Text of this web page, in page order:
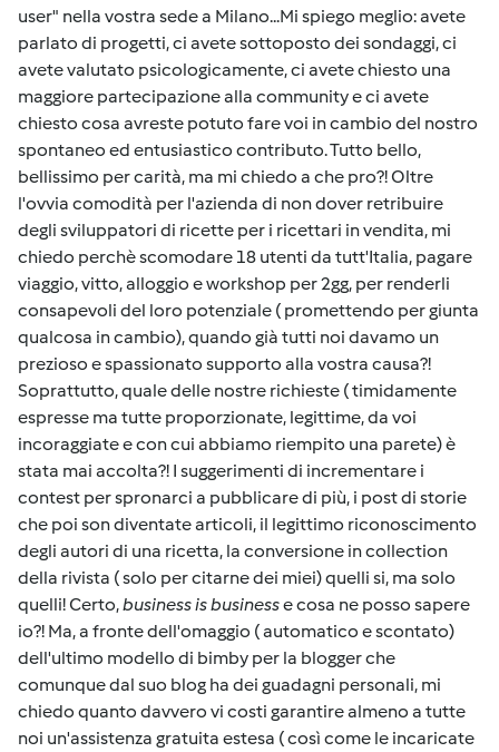
user" nella vostra sede a Milano...Mi spiego meglio: avete
parlato di progetti, ci avete sottoposto dei sondaggi, ci
avete valutato psicologicamente, ci avete chiesto una
maggiore partecipazione alla community e ci avete
chiesto cosa avreste potuto fare voi in cambio del nostro
spontaneo ed entusiastico contributo. Tutto bello,
bellissimo per carità, ma mi chiedo a che pro?! Oltre
l'ovvia comodità per l'azienda di non dover retribuire
degli sviluppatori di ricette per i ricettari in vendita, mi
chiedo perchè scomodare 18 utenti da tutt'Italia, pagare
viaggio, vitto, alloggio e workshop per 2gg, per renderli
consapevoli del loro potenziale ( promettendo per giunta
qualcosa in cambio), quando già tutti noi davamo un
prezioso e spassionato supporto alla vostra causa?!
Soprattutto, quale delle nostre richieste ( timidamente
espresse ma tutte proporzionate, legittime, da voi
incoraggiate e con cui abbiamo riempito una parete) è
stata mai accolta?! I suggerimenti di incrementare i
contest per spronarci a pubblicare di più, i post di storie
che poi son diventate articoli, il legittimo riconoscimento
degli autori di una ricetta, la conversione in collection
della rivista ( solo per citarne dei miei) quelli si, ma solo
quelli! Certo,business is businesse cosa ne posso sapere
io?! Ma, a fronte dell'omaggio ( automatico e scontato)
dell'ultimo modello di bimby per la blogger che
comunque dal suo blog ha dei guadagni personali, mi
chiedo quanto davvero vi costi garantire almeno a tutte
noi un'assistenza gratuita estesa ( così come le incaricate